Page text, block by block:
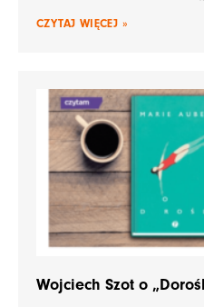
CZYTAJ WIĘCEJ »
Wojciech Szot o